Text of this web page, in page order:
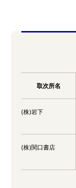
取次所名
(株)岩下
(株)関口書店